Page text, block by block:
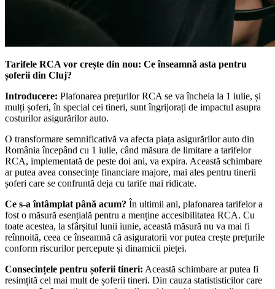
Tarifele RCA vor crește din nou: Ce înseamnă asta pentru
șoferii din Cluj?
Introducere: Plafonarea prețurilor RCA se va încheia la 1 iulie, și
mulți șoferi, în special cei tineri, sunt îngrijorați de impactul asupra
costurilor asigurărilor auto.
O transformare semnificativă va afecta piața asigurărilor auto din
România începând cu 1 iulie, când măsura de limitare a tarifelor
RCA, implementată de peste doi ani, va expira. Această schimbare
ar putea avea consecințe financiare majore, mai ales pentru tinerii
șoferi care se confruntă deja cu tarife mai ridicate.
Ce s-a întâmplat până acum? În ultimii ani, plafonarea tarifelor a
fost o măsură esențială pentru a menține accesibilitatea RCA. Cu
toate acestea, la sfârșitul lunii iunie, această măsură nu va mai fi
reînnoită, ceea ce înseamnă că asiguratorii vor putea crește prețurile
conform riscurilor percepute și dinamicii pieței.
Consecințele pentru șoferii tineri: Această schimbare ar putea fi
resimțită cel mai mult de șoferii tineri. Din cauza statististicilor care